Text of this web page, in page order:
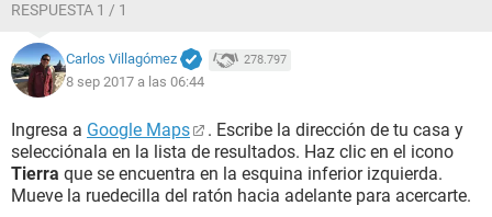
RESPUESTA 1 / 1
Carlos Villagómez 278.797
8 sep 2017 a las 06:44
Ingresa a Google Maps
. Escribe la dirección de tu casa y
selecciónala en la lista de resultados. Haz clic en el icono
Tierra que se encuentra en la esquina inferior izquierda.
Mueve la ruedecilla del ratón hacia adelante para acercarte.